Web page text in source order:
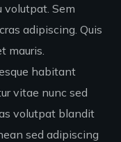
volutpat. Sem
adipiscing. Quis
mauris.
habitant
vitae nunc sed
volutpat blandit
sed adipiscing